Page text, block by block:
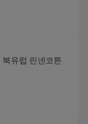
유럽 린넨코튼